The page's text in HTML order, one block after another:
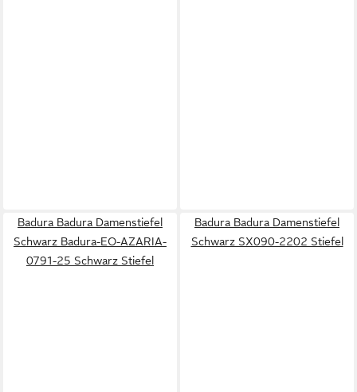
Badura Badura Damenstiefel
Schwarz Badura-EO-AZARIA-
0791-25 Schwarz Stiefel
Badura Badura Damenstiefel
Schwarz SX090-2202 Stiefel